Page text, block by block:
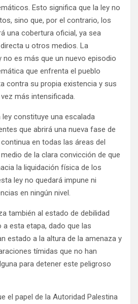
Esto significa que la ley no
sino que, por el contrario, los
una cobertura oficial, ya sea
u otros medios. La
no es más que un nuevo episodio
que enfrenta el pueblo
contra su propia existencia y sus
más intensificada.
constituye una escalada
que abrirá una nueva fase de
en todas las áreas del
de la clara convicción de que
la liquidación física de los
ley no quedará impune ni
en ningún nivel.
también al estado de debilidad
a esta etapa, dado que las
estado a la altura de la amenaza y
tímidas que no han
para detener este peligroso
el papel de la Autoridad Palestina